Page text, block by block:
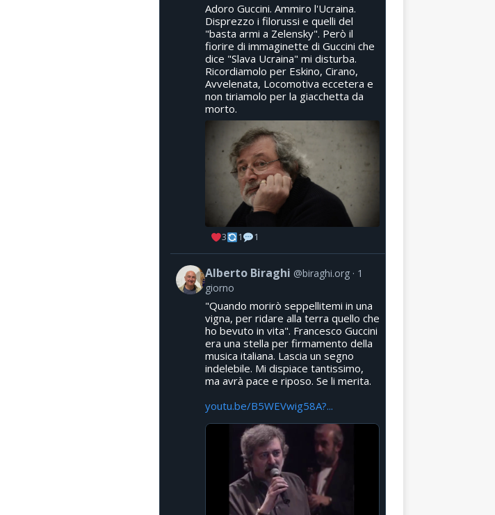
Adoro Guccini. Ammiro l'Ucraina.
Disprezzo i filorussi e quelli del
"basta armi a Zelensky". Però il
fiorire di immaginette di Guccini che
dice "Slava Ucraina" mi disturba.
Ricordiamolo per Eskino, Cirano,
Avvelenata, Locomotiva eccetera e
non tiriamolo per la giacchetta da
morto.
3 1 1
Alberto Biraghi @biraghi.org
1
giorno
"Quando morirò seppellitemi in una
vigna, per ridare alla terra quello che
ho bevuto in vita". Francesco Guccini
era una stella per firmamento della
musica italiana. Lascia un segno
indelebile. Mi dispiace tantissimo,
ma avrà pace e riposo. Se li merita.
youtu.be/B5WEVwig58A?...